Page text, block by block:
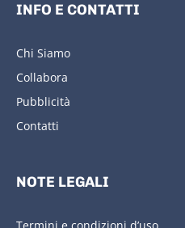
INFO E CONTATTI
Chi Siamo
Collabora
Pubblicità
Contatti
NOTE LEGALI